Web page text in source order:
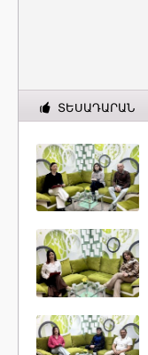
ՏԵՍԱԴԱՐԱՆ